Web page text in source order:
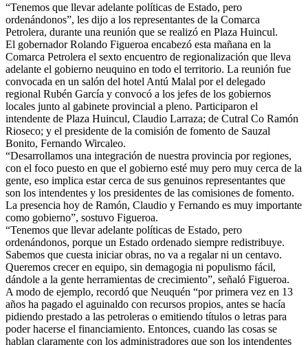
“Tenemos que llevar adelante políticas de Estado, pero
ordenándonos”, les dijo a los representantes de la Comarca
Petrolera, durante una reunión que se realizó en Plaza Huincul.
El gobernador Rolando Figueroa encabezó esta mañana en la
Comarca Petrolera el sexto encuentro de regionalización que lleva
adelante el gobierno neuquino en todo el territorio. La reunión fue
convocada en un salón del hotel Antú Malal por el delegado
regional Rubén García y convocó a los jefes de los gobiernos
locales junto al gabinete provincial a pleno. Participaron el
intendente de Plaza Huincul, Claudio Larraza; de Cutral Co Ramón
Rioseco; y el presidente de la comisión de fomento de Sauzal
Bonito, Fernando Wircaleo.
“Desarrollamos una integración de nuestra provincia por regiones,
con el foco puesto en que el gobierno esté muy pero muy cerca de la
gente, eso implica estar cerca de sus genuinos representantes que
son los intendentes y los presidentes de las comisiones de fomento.
La presencia hoy de Ramón, Claudio y Fernando es muy importante
como gobierno”, sostuvo Figueroa.
“Tenemos que llevar adelante políticas de Estado, pero
ordenándonos, porque un Estado ordenado siempre redistribuye.
Sabemos que cuesta iniciar obras, no va a regalar ni un centavo.
Queremos crecer en equipo, sin demagogia ni populismo fácil,
dándole a la gente herramientas de crecimiento”, señaló Figueroa.
A modo de ejemplo, recordó que Neuquén “por primera vez en 13
años ha pagado el aguinaldo con recursos propios, antes se hacía
pidiendo prestado a las petroleras o emitiendo títulos o letras para
poder hacerse el financiamiento. Entonces, cuando las cosas se
hablan claramente con los administradores que son los intendentes